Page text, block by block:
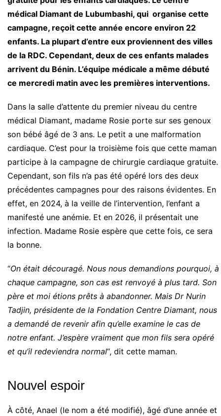
médical Diamant de Lubumbashi, qui organise cette
campagne, reçoit cette année encore environ 22
enfants. La plupart d’entre eux proviennent des villes
de la RDC. Cependant, deux de ces enfants malades
arrivent du Bénin. L’équipe médicale a même débuté
ce mercredi matin avec les premières interventions.
Dans la salle d’attente du premier niveau du centre
médical Diamant, madame Rosie porte sur ses genoux
son bébé âgé de 3 ans. Le petit a une malformation
cardiaque. C’est pour la troisième fois que cette maman
participe à la campagne de chirurgie cardiaque gratuite.
Cependant, son fils n’a pas été opéré lors des deux
précédentes campagnes pour des raisons évidentes. En
effet, en 2024, à la veille de l’intervention, l’enfant a
manifesté une anémie. Et en 2026, il présentait une
infection. Madame Rosie espère que cette fois, ce sera
la bonne.
“On était découragé. Nous nous demandions pourquoi, à
chaque campagne, son cas est renvoyé à plus tard. Son
père et moi étions prêts à abandonner. Mais Dr Nurin
Tadjin, présidente de la Fondation Centre Diamant, nous
a demandé de revenir afin qu’elle examine le cas de
notre enfant. J’espère vraiment que mon fils sera opéré
et qu’il redeviendra normal“, dit cette maman.
Nouvel espoir
À côté, Anael (le nom a été modifié), âgé d’une année et